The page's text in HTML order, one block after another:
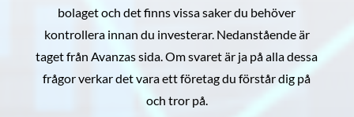
bolaget och det finns vissa saker du behöver
kontrollera innan du investerar. Nedanstående är
taget från Avanzas sida. Om svaret är ja på alla dessa
frågor verkar det vara ett företag du förstår dig på
och tror på.